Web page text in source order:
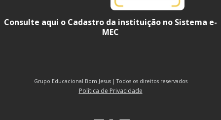
Consulte aqui o Cadastro da instituição no Sistema e-
MEC
Grupo Educacional Bom Jesus | Todos os direitos reservados
Política de Privacidade